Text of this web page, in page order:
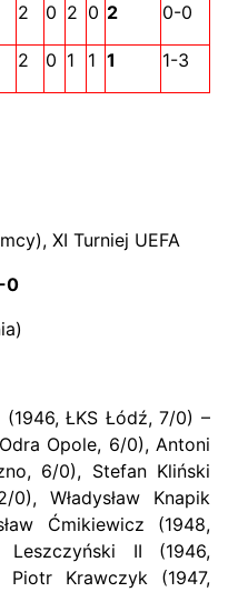
2 0 2 0 2 0-0
2 0 1 1 1 1-3
XI Turniej UEFA
0
(1946, ŁKS Łódź, 7/0) –
Opole, 6/0), Antoni
6/0), Stefan Kliński
Władysław Knapik
Ćmikiewicz (1948,
II (1946,
Piotr Krawczyk (1947,